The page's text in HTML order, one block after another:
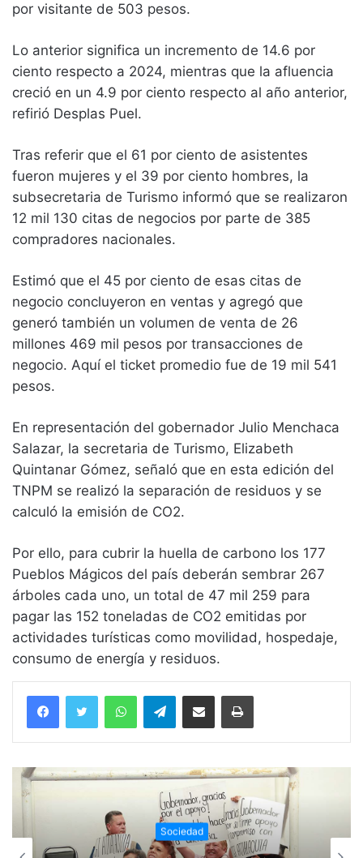
por visitante de 503 pesos.
Lo anterior significa un incremento de 14.6 por
ciento respecto a 2024, mientras que la afluencia
creció en un 4.9 por ciento respecto al año anterior,
refirió Desplas Puel.
Tras referir que el 61 por ciento de asistentes
fueron mujeres y el 39 por ciento hombres, la
subsecretaria de Turismo informó que se realizaron
12 mil 130 citas de negocios por parte de 385
compradores nacionales.
Estimó que el 45 por ciento de esas citas de
negocio concluyeron en ventas y agregó que
generó también un volumen de venta de 26
millones 469 mil pesos por transacciones de
negocio. Aquí el ticket promedio fue de 19 mil 541
pesos.
En representación del gobernador Julio Menchaca
Salazar, la secretaria de Turismo, Elizabeth
Quintanar Gómez, señaló que en esta edición del
TNPM se realizó la separación de residuos y se
calculó la emisión de CO2.
Por ello, para cubrir la huella de carbono los 177
Pueblos Mágicos del país deberán sembrar 267
árboles cada uno, un total de 47 mil 259 para
pagar las 152 toneladas de CO2 emitidas por
actividades turísticas como movilidad, hospedaje,
consumo de energía y residuos.
WhatsAppTelegramCompartir vía email Imprimir
Sociedad